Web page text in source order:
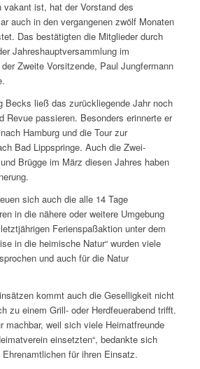
vakant ist, hat der Vorstand des
auch in den vergangenen zwölf Monaten
Das bestätigten die Mitglieder durch
Jahreshauptversammlung im
der Zweite Vorsitzende, Paul Jungfermann
Becks ließ das zurückliegende Jahr noch
Revue passieren. Besonders erinnerte er
Hamburg und die Tour zur
Bad Lippspringe. Auch die Zwei-
Brügge im März diesen Jahres haben
sich auch die alle 14 Tage
in die nähere oder weitere Umgebung
Ferienspaßaktion unter dem
in die heimische Natur“ wurden viele
und auch für die Natur
kommt auch die Geselligkeit nicht
zu einem Grill- oder Herdfeuerabend trifft.
machbar, weil sich viele Heimatfreunde
einsetzten“, bedankte sich
für ihren Einsatz.